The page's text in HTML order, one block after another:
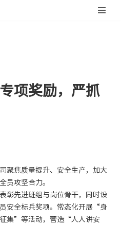
项奖励，严抓
聚焦质量提升、安全生产，加大
员攻坚合力。
彰先进班组与岗位骨干，同时设
安全标兵奖项。常态化开展“身
集”等活动，营造“人人讲安